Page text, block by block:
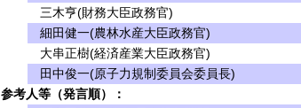
三木亨(財務大臣政務官)
細田健一(農林水産大臣政務官)
大串正樹(経済産業大臣政務官)
田中俊一(原子力規制委員会委員長)
参考人等（発言順）：